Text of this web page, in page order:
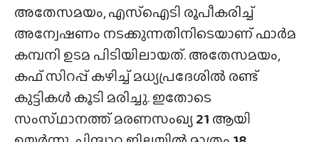
അതേസമയം, എസ്ഐടി രൂപീകരിച്ച്
അന്വേഷണം നടക്കുന്നതിനിടെയാണ് ഫാർമ
കമ്പനി ഉടമ പിടിയിലായത്. അതേസമയം,
കഫ് സിറപ്പ് കഴിച്ച് മധ്യപ്രദേശിൽ രണ്ട്
കുട്ടികൾ കൂടി മരിച്ചു. ഇതോടെ
സംസ്‌ഥാനത്ത്‌ മരണസംഖ്യ21 ആയി